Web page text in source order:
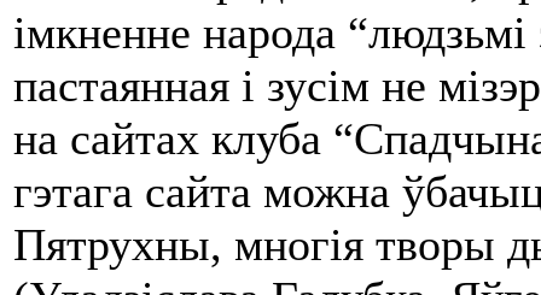
імкненне народа
пастаянная і зусім не
на сайтах клуба
гэтага сайта можна
Пятрухны, многія творы